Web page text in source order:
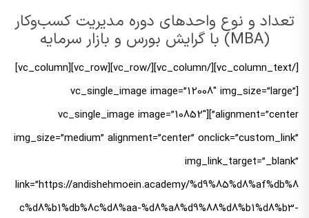
تعداد و نوع واحدهای دوره مدیریت کسب‌وکار
(MBA) با گرایش بورس و بازار سرمایه
[/vc_column_text][/vc_column][/vc_row][vc_row][vc_column]
[vc_single_image image=”12008″ img_size=”large”
alignment=”center”][vc_single_image image=”10852″
img_size=”medium” alignment=”center” onclick=”custom_link”
img_link_target=”_blank”
link=”https://andishehmoein.academy/%d9%85%d8%af%db%8
c%d8%b1%db%8c%d8%aa-%d8%a8%d9%88%d8%b1%d8%b3-